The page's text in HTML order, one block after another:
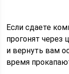
Если сдаете
прогонят через
и вернуть вам
время